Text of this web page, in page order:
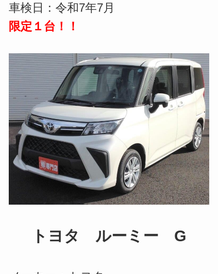
車検日：令和7年7月
限定１台！！
トヨタ ルーミー G